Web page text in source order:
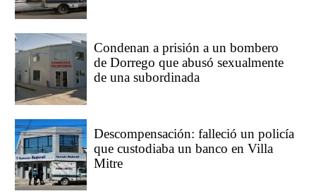
Condenan a prisión a un bombero
de Dorrego que abusó sexualmente
de una subordinada
Descompensación: falleció un policía
que custodiaba un banco en Villa
Mitre